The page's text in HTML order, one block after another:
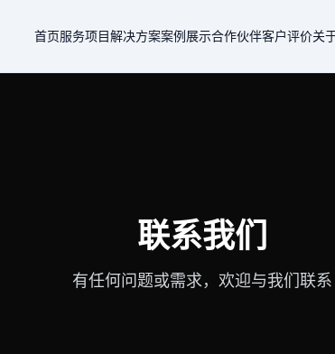
首页服务项目解决方案案例展示合作伙伴客户评价关
联系我们
有任何问题或需求，欢迎与我们联系